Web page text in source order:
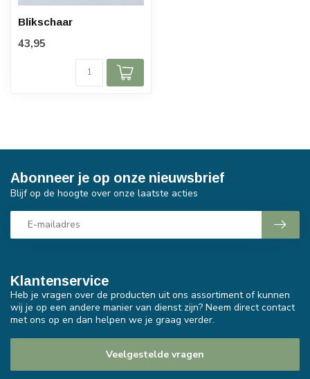
Blikschaar
43,95
Klantenservice
Heb je vragen over de producten uit ons assortiment of kunnen
wij je op een andere manier van dienst zijn? Neem direct contact
met ons op en dan helpen we je graag verder.
Veelgestelde vragen
Abonneer je op onze nieuwsbrief
Blijf op de hoogte over onze laatste acties